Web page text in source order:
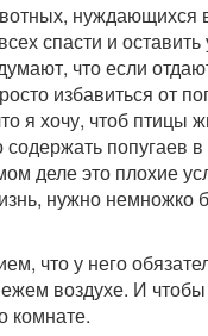
спасти и
что если
избавиться от
я хочу, чтоб птицы
попугаев
деле это плохие
нужно
что у него
воздухе. И
комнате.